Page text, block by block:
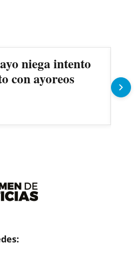
niega intento
con ayoreos